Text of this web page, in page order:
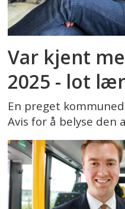
Var kjent
2025 - lot
En preget
Avis for å belyse den